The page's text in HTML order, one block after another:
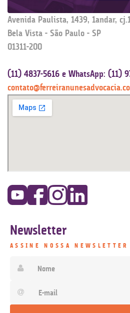
Avenida Paulista, 1439, 1andar,
Bela Vista - São Paulo - SP
01311-200
(11) 4837-5616 e WhatsApp: (11)
Newsletter
ASSINE NOSSA NEWSLETTER